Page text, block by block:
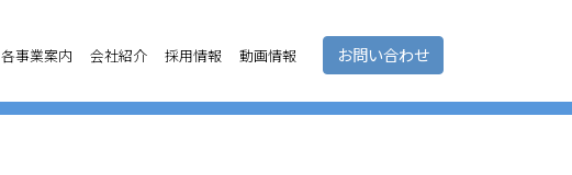
各事業案内 会社紹介 採用情報 動画情報 お問い合わせ